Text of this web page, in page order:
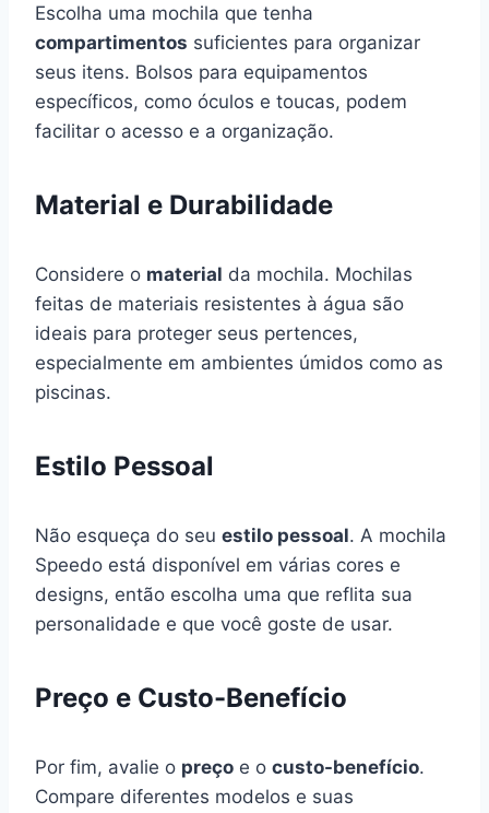
Escolha uma mochila que tenha
compartimentos suficientes para organizar
seus itens. Bolsos para equipamentos
específicos, como óculos e toucas, podem
facilitar o acesso e a organização.
Material e Durabilidade
Considere o material da mochila. Mochilas
feitas de materiais resistentes à água são
ideais para proteger seus pertences,
especialmente em ambientes úmidos como as
piscinas.
Estilo Pessoal
Não esqueça do seu estilo pessoal. A mochila
Speedo está disponível em várias cores e
designs, então escolha uma que reflita sua
personalidade e que você goste de usar.
Preço e Custo-Benefício
Por fim, avalie o preço e o custo-benefício.
Compare diferentes modelos e suas